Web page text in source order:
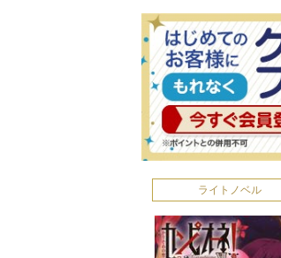
ライトノベル